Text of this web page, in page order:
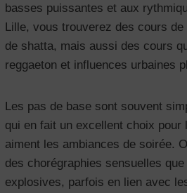
basses puissantes et aux
Lille, vous trouverez des cours de
de shatta, mais aussi des cours
reggaeton et influences urbaines
Les pas de base sont souvent
qui en fait un excellent choix pour
aiment les ambiances de soirée.
des chorégraphies sensuelles
explosives, parfois en lien avec